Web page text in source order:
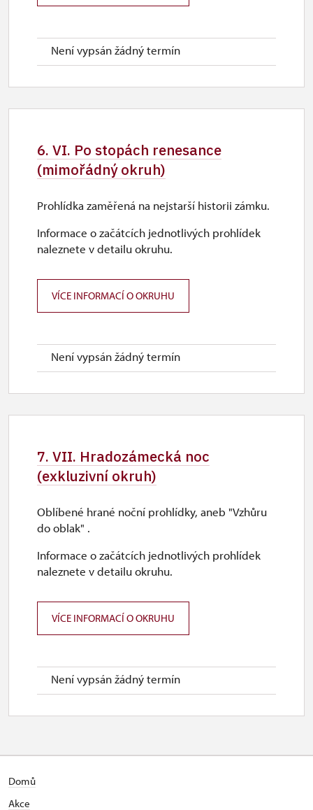
Není vypsán žádný termín
6. VI. Po stopách renesance
(mimořádný okruh)
Není vypsán žádný termín
Prohlídka zaměřená na nejstarší historii zámku.
Informace o začátcích jednotlivých prohlídek
naleznete v detailu okruhu.
VÍCE INFORMACÍ O OKRUHU
7. VII. Hradozámecká noc
(exkluzivní okruh)
Není vypsán žádný termín
Oblíbené hrané noční prohlídky, aneb "Vzhůru
do oblak" .
Informace o začátcích jednotlivých prohlídek
naleznete v detailu okruhu.
VÍCE INFORMACÍ O OKRUHU
Domů
Akce